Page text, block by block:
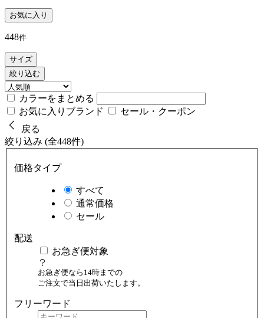
お気に入り
448件
サイズ
絞り込む
カラーをまとめる
お気に入りブランド
セール・クーポン
戻る
絞り込み (全448件)
価格タイプ
すべて
通常価格
セール
配送
お急ぎ便対象
お急ぎ便なら14時までの
ご注文で当日出荷いたします。
フリーワード